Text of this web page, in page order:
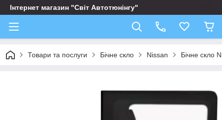
Інтернет магазин "Світ Автотюнінгу"
Товари та послуги Бічне скло Nissan Бічне скло